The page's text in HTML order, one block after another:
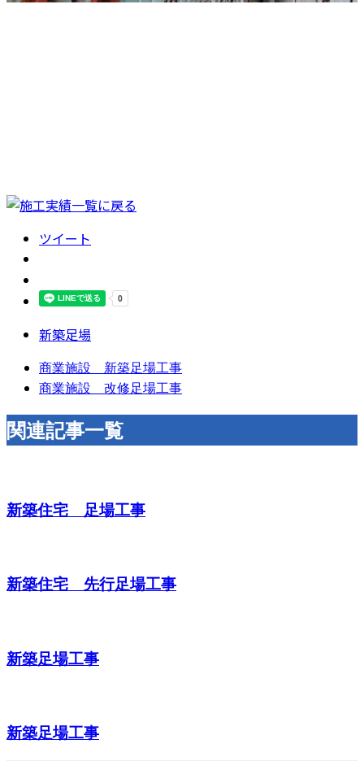
ツイート
新築足場
商業施設 新築足場工事
商業施設 改修足場工事
関連記事一覧
新築住宅 足場工事
新築住宅 先行足場工事
新築足場工事
新築足場工事